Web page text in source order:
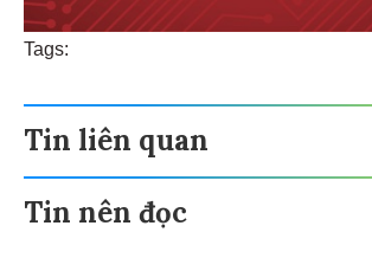
Tags:
Tin liên quan
Tin nên đọc